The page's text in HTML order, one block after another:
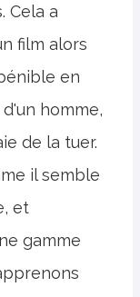
Cela a
film alors
en
homme,
de la tuer.
il semble
et
gamme